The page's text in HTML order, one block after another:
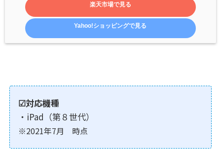
楽天市場で見る
Yahoo!ショッピングで見る
☑対応機種
・iPad（第８世代）
※2021年7月 時点